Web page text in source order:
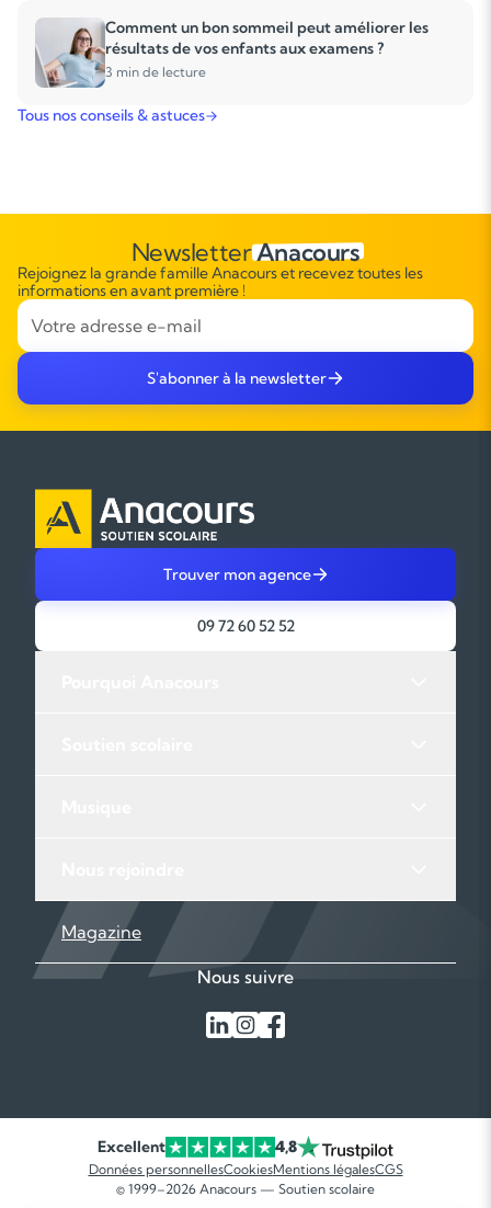
Comment un bon sommeil peut améliorer les
résultats de vos enfants aux examens ?
3 min de lecture
Tous nos conseils & astuces
NewsletterAnacours
Rejoignez la grande famille Anacours et recevez toutes les
informations en avant première !
S'abonner à la newsletter
Trouver mon agence
09 72 60 52 52
Magazine
Nous suivre
Excellent 4,8
Données personnellesCookiesMentions légalesCGS
© 1999–2026 Anacours — Soutien scolaire